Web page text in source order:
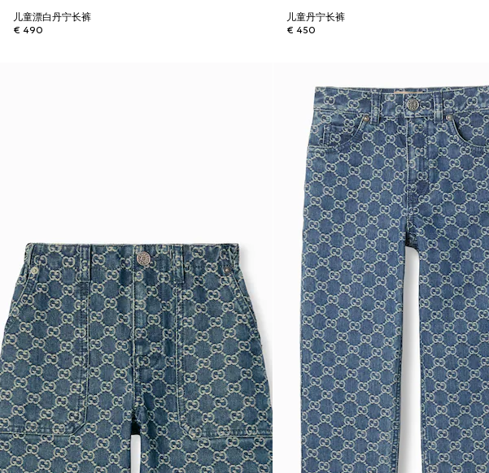
儿童漂白丹宁长裤
€ 490
儿童丹宁长裤
€ 450